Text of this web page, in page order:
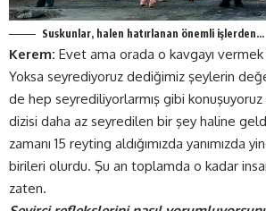
Suskunlar, halen hatırlanan önemli işlerden…
Kerem: Evet ama orada o kavgayı vermek
Yoksa seyrediyoruz dediğimiz şeylerin
de hep seyrediliyorlarmış gibi
dizisi daha az seyredilen bir şey haline
zamanı 15 reyting aldığımızda yanımızda
birileri olurdu. Şu an toplamda o kadar
zaten.